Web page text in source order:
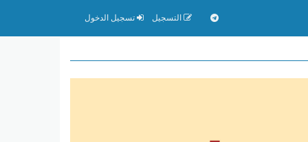
التسجيل تسجيل الدخول